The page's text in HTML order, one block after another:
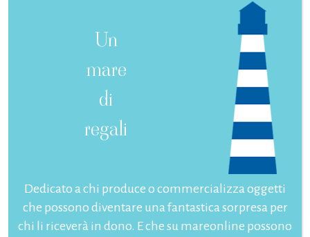
Un
mare
di
regali
Dedicato a chi produce o commercializza oggetti
che possono diventare una fantastica sorpresa per
chi li riceverà in dono. E che su mareonline possono